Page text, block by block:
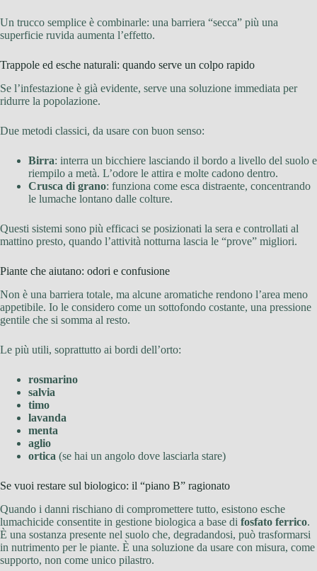
Un trucco semplice è combinarle: una barriera “secca” più una
superficie ruvida aumenta l’effetto.
Trappole ed esche naturali: quando serve un colpo rapido
Se l’infestazione è già evidente, serve una soluzione immediata per
ridurre la popolazione.
Due metodi classici, da usare con buon senso:
Birra: interra un bicchiere lasciando il bordo a livello del suolo e
riempilo a metà. L’odore le attira e molte cadono dentro.
Crusca di grano: funziona come esca distraente, concentrando
le lumache lontano dalle colture.
Questi sistemi sono più efficaci se posizionati la sera e controllati al
mattino presto, quando l’attività notturna lascia le “prove” migliori.
Piante che aiutano: odori e confusione
Non è una barriera totale, ma alcune aromatiche rendono l’area meno
appetibile. Io le considero come un sottofondo costante, una pressione
gentile che si somma al resto.
Le più utili, soprattutto ai bordi dell’orto:
rosmarino
salvia
timo
lavanda
menta
aglio
ortica (se hai un angolo dove lasciarla stare)
Se vuoi restare sul biologico: il “piano B” ragionato
Quando i danni rischiano di compromettere tutto, esistono esche
lumachicide consentite in gestione biologica a base di fosfato ferrico.
È una sostanza presente nel suolo che, degradandosi, può trasformarsi
in nutrimento per le piante. È una soluzione da usare con misura, come
supporto, non come unico pilastro.